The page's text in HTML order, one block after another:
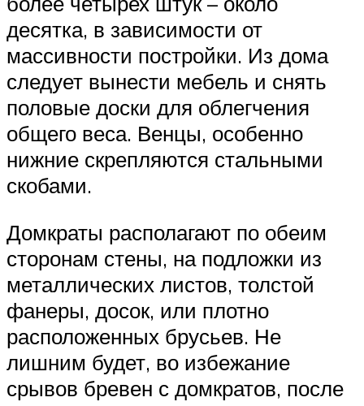
десятка, в зависимости от
массивности постройки. Из дома
следует вынести мебель и снять
половые доски для облегчения
общего веса. Венцы, особенно
нижние скрепляются стальными
скобами.
Домкраты располагают по обеим
сторонам стены, на подложки из
металлических листов, толстой
фанеры, досок, или плотно
расположенных брусьев. Не
лишним будет, во избежание
срывов бревен с домкратов, после